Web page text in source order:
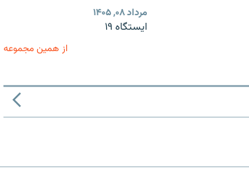
مرداد ۰۸, ۱۴۰۵
ایستگاه ۱۹
از همین مجموعه